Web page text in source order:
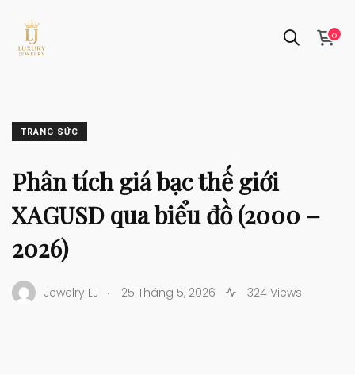
0
TRANG SỨC
Phân tích giá bạc thế giới
XAGUSD qua biểu đồ (2000 –
2026)
Jewelry LJ . 25 Tháng 5, 2026 324 Views